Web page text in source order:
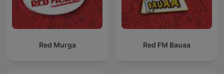
Red Murga Red FM Bauaa